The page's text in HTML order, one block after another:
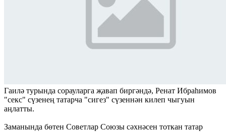
Гаилә турында сорауларга җавап биргәндә, Ренат Ибраһимов
"секс" сүзенең татарча "сигез" сүзеннән килеп чыгуын
аңлатты.
Заманында бөтен Советлар Союзы сәхнәсен тоткан татар